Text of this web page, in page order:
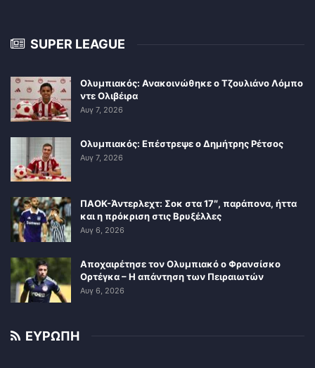
SUPER LEAGUE
Ολυμπιακός: Ανακοινώθηκε ο Τζουλιάνο Λόμπο
ντε Ολιβέιρα
Αυγ 7, 2026
Ολυμπιακός: Επέστρεψε ο Δημήτρης Ρέτσος
Αυγ 7, 2026
ΠΑΟΚ-Άντερλεχτ: Σοκ στα 17″, παράπονα, ήττα
και η πρόκριση στις Βρυξέλλες
Αυγ 6, 2026
Αποχαιρέτησε τον Ολυμπιακό ο Φρανσίσκο
Ορτέγκα – Η απάντηση των Πειραιωτών
Αυγ 6, 2026
ΕΥΡΩΠΗ